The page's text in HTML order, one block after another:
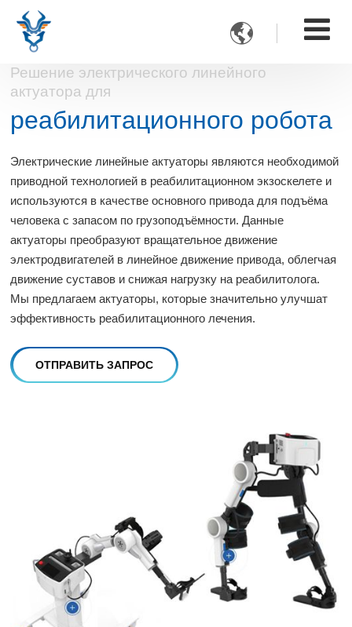

Решение электрического линейного
актуатора для
реабилитационного робота
Электрические линейные актуаторы являются необходимой
приводной технологией в реабилитационном экзоскелете и
используются в качестве основного привода для подъёма
человека с запасом по грузоподъёмности. Данные
актуаторы преобразуют вращательное движение
электродвигателей в линейное движение привода, облегчая
движение суставов и снижая нагрузку на реабилитолога.
Мы предлагаем актуаторы, которые значительно улучшат
эффективность реабилитационного лечения.
ОТПРАВИТЬ ЗАПРОС